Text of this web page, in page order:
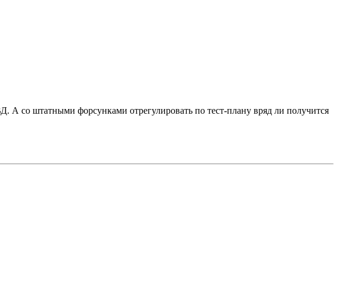
со штатными форсунками отрегулировать по тест-плану вряд ли получится